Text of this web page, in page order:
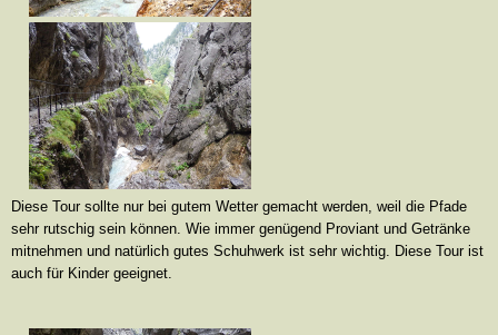
Diese Tour sollte nur bei gutem Wetter gemacht werden, weil die Pfade
sehr rutschig sein können. Wie immer genügend Proviant und Getränke
mitnehmen und natürlich gutes Schuhwerk ist sehr wichtig. Diese Tour ist
auch für Kinder geeignet.